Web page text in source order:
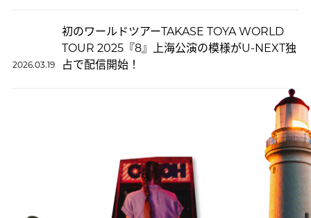
2026.03.19
初のワールドツアーTAKASE TOYA WORLD
TOUR 2025『8』上海公演の模様がU-NEXT独
占で配信開始！